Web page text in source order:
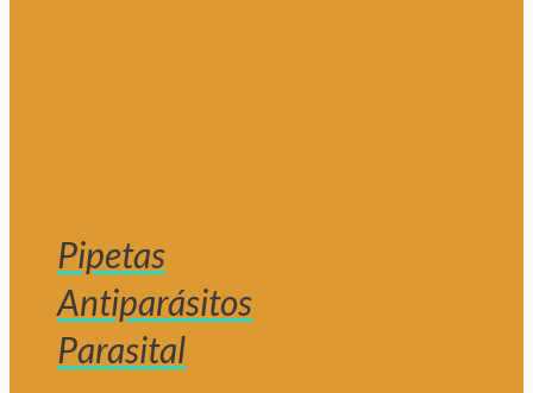
Pipetas
Antiparásitos
Parasital